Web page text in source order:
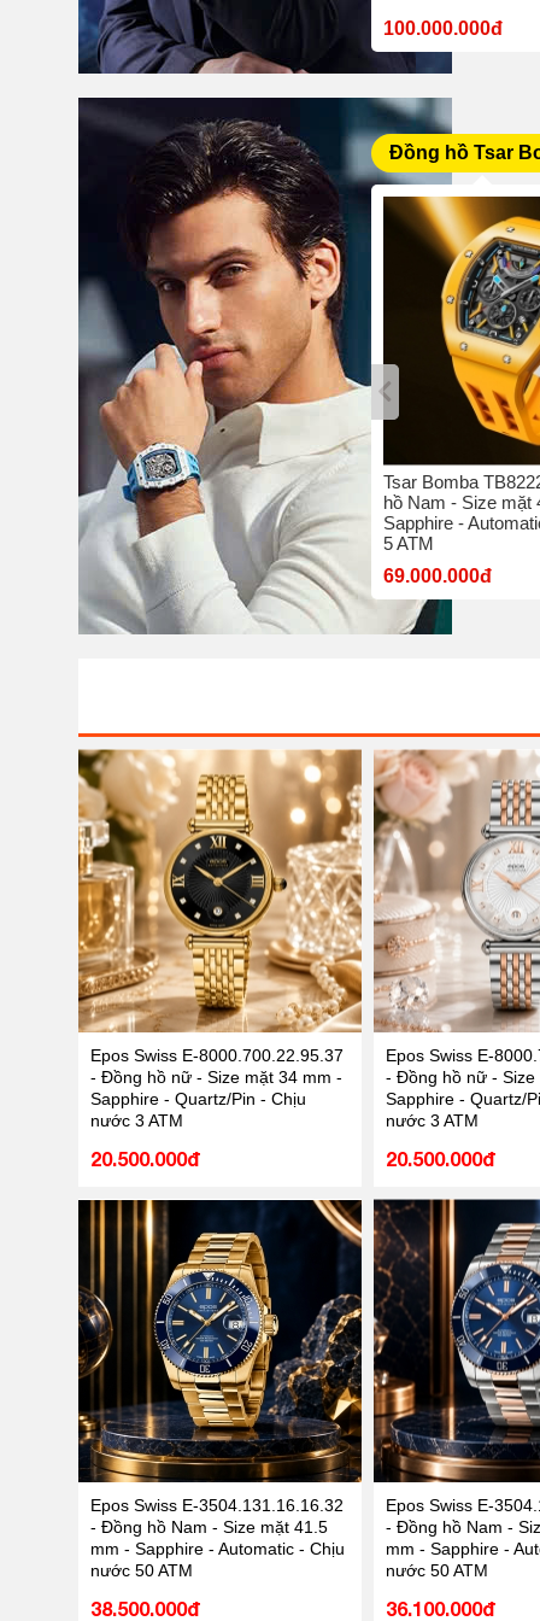
10.380.000đ 100.000.000đ
Đồng hồ Tsar
Tsar Bomba TB8204Q-05 - Đồng
hồ nam - Size mặt 42 mm -
Sapphire - Quartz/Pin - Chịu
nước 5 ATM
7.700.000đ
Tsar Bomba
hồ Nam - Size mặt
Sapphire -
5 ATM
69.000.000đ
Epos Swiss E-8000.700.22.95.37
- Đồng hồ nữ - Size mặt 34 mm -
Sapphire - Quartz/Pin - Chịu
nước 3 ATM
20.500.000đ
Epos Swiss E-
- Đồng hồ nữ - Size
Sapphire - Quartz/
nước 3 ATM
20.500.000đ
Epos Swiss E-3504.131.16.16.32
- Đồng hồ Nam - Size mặt 41.5
mm - Sapphire - Automatic - Chịu
nước 50 ATM
38.500.000đ
Epos Swiss E-
- Đồng hồ Nam -
mm - Sapphire -
nước 50 ATM
36.100.000đ